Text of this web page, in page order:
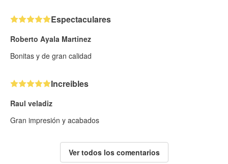
Espectaculares
Roberto Ayala Martinez
Bonitas y de gran calidad
Increibles
Raul veladiz
Gran impresión y acabados
Ver todos los comentarios